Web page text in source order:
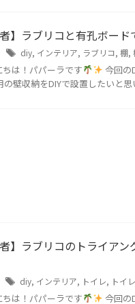
者】ラブリコと有孔ボー
diy, インテリア, ラブリコ, 棚,
ちは！パパーラです
今回の
の壁収納をDIYで設置したいと
者】ラブリコのトライア
diy, インテリア, トイレ, トイ
ちは！パパーラです
今回の